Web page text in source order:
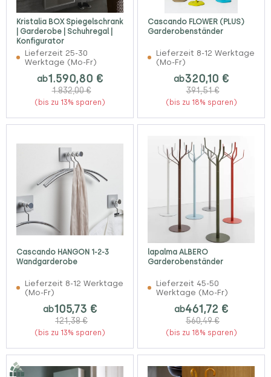
Kristalia BOX Spiegelschrank
| Garderobe | Schuhregal |
Konfigurator
Lieferzeit 25-30
Werktage (Mo-Fr)
ab1.590,80 €
1.832,00 €
(bis zu 13% sparen)
Cascando FLOWER (PLUS)
Garderobenständer
Lieferzeit 8-12 Werktage
(Mo-Fr)
ab320,10 €
391,51 €
(bis zu 18% sparen)
Cascando HANGON 1-2-3
Wandgarderobe
Lieferzeit 8-12 Werktage
(Mo-Fr)
ab105,73 €
121,38 €
(bis zu 13% sparen)
lapalma ALBERO
Garderobenständer
Lieferzeit 45-50
Werktage (Mo-Fr)
ab461,72 €
560,49 €
(bis zu 18% sparen)